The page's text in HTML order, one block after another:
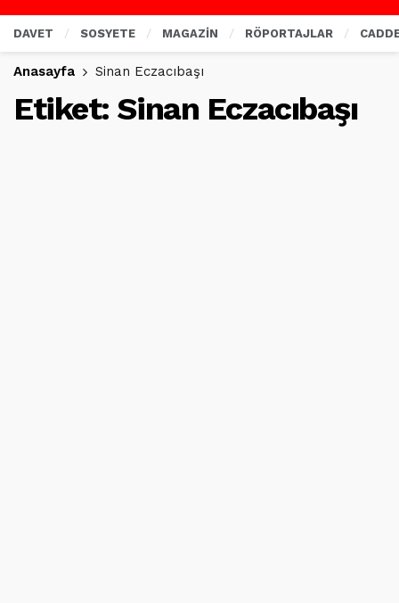
DAVET SOSYETE MAGAZİN RÖPORTAJLAR
Anasayfa Sinan Eczacıbaşı
Etiket: Sinan Eczacıbaşı